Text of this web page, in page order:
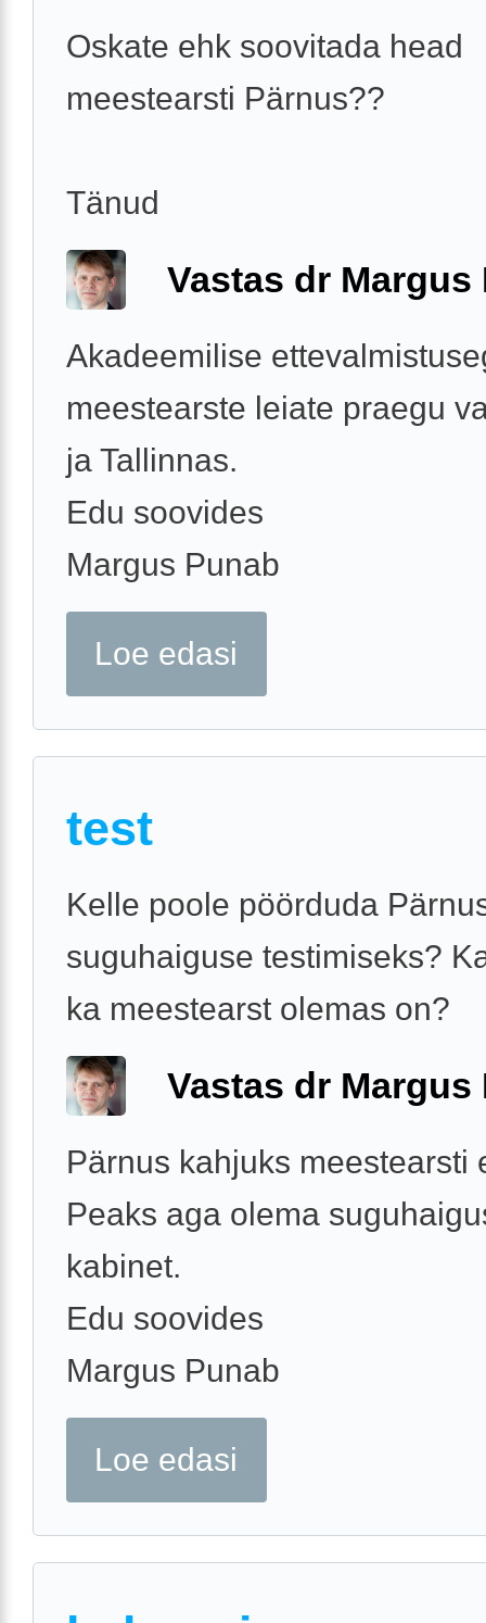
Oskate ehk soovitada head
meestearsti Pärnus??
Tänud
Vastas dr Margus
Akadeemilise
meestearste leiate praegu
ja Tallinnas.
Edu soovides
Margus Punab
Loe edasi
test
Kelle poole pöörduda
suguhaiguse testimiseks?
ka meestearst olemas on?
Vastas dr Margus
Pärnus kahjuks meestearsti
Peaks aga olema
kabinet.
Edu soovides
Margus Punab
Loe edasi